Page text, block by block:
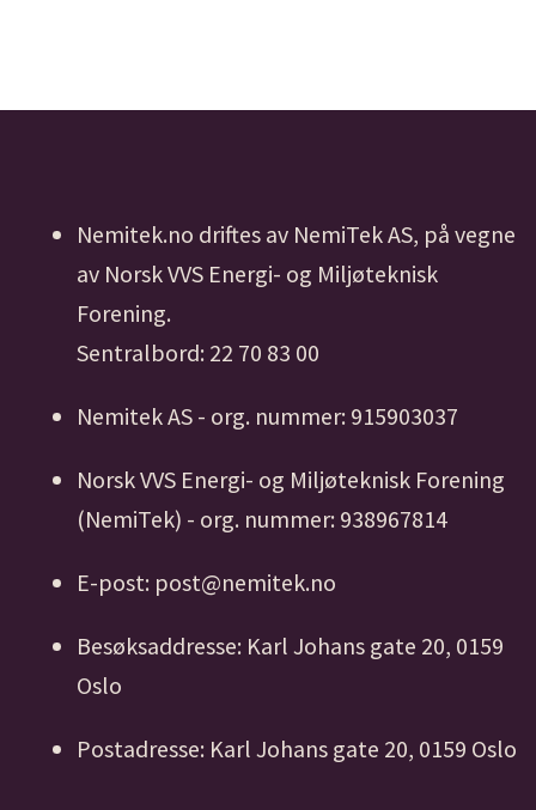
Nemitek.no driftes av NemiTek AS, på vegne
av Norsk VVS Energi- og Miljøteknisk
Forening.
Sentralbord: 22 70 83 00
Nemitek AS - org. nummer: 915903037
Norsk VVS Energi- og Miljøteknisk Forening
(NemiTek) - org. nummer: 938967814
E-post: post@nemitek.no
Besøksaddresse: Karl Johans gate 20, 0159
Oslo
Postadresse: Karl Johans gate 20, 0159 Oslo